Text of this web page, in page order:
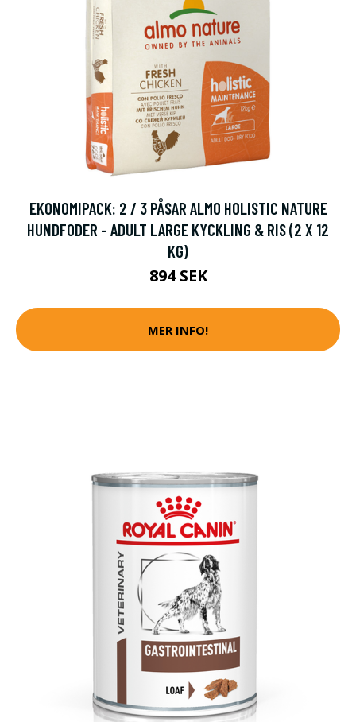
EKONOMIPACK: 2 / 3 PÅSAR ALMO HOLISTIC NATURE
HUNDFODER - ADULT LARGE KYCKLING & RIS (2 X 12
KG)
894 SEK
MER INFO!